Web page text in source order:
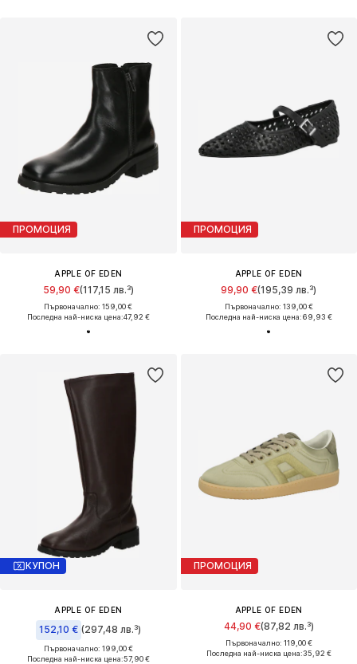
ПРОМОЦИЯ
APPLE OF EDEN
59,90 €(117,15 лв.³)
Първоначално: 159,00 €
Последна най-ниска цена:47,92 €
ПРОМОЦИЯ
APPLE OF EDEN
99,90 €(195,39 лв.³)
Първоначално: 139,00 €
Последна най-ниска цена:69,93 €
КУПОН
APPLE OF EDEN
152,10 € (297,48 лв.³)
Първоначално: 199,00 €
Последна най-ниска цена:57,90 €
ПРОМОЦИЯ
APPLE OF EDEN
44,90 €(87,82 лв.³)
Първоначално: 119,00 €
Последна най-ниска цена:35,92 €